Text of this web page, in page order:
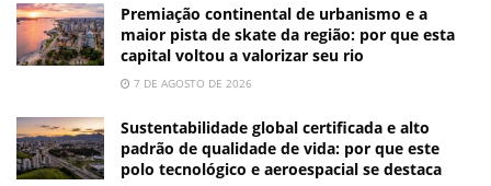
Premiação continental de urbanismo e a
maior pista de skate da região: por que esta
capital voltou a valorizar seu rio
7 DE AGOSTO DE 2026
Sustentabilidade global certificada e alto
padrão de qualidade de vida: por que este
polo tecnológico e aeroespacial se destaca